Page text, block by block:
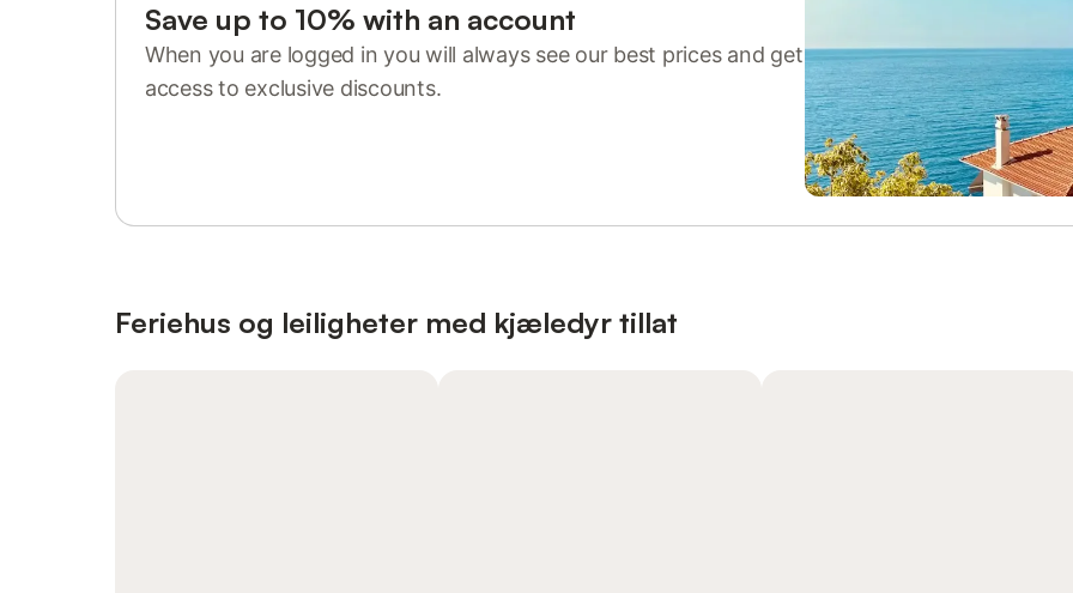
Save up to 10% with an account
When you are logged in you will always see our best prices and get
access to exclusive discounts.
Feriehus og leiligheter med kjæledyr tillat